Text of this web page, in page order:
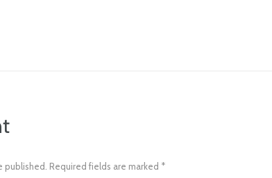
published. Required fields are marked *